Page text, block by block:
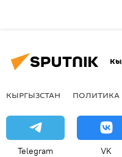
КЫРГЫЗСТАН ПОЛИТИКА
Telegram VK